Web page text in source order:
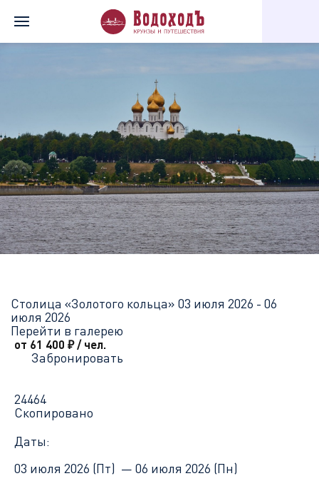
Столица «Золотого кольца» 03 июля 2026 - 06
июля 2026
Перейти в галерею
от 61 400 ₽/ чел.
Забронировать
24464
Скопировано
Даты:
03 июля 2026 (Пт) — 06 июля 2026 (Пн)